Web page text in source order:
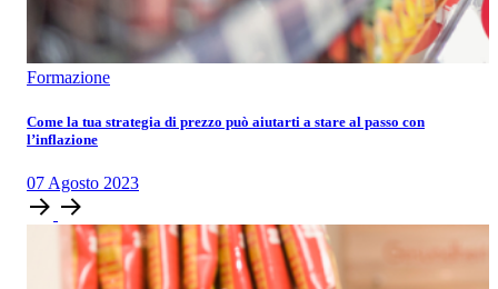
Formazione
Come la tua strategia di prezzo può aiutarti a stare al passo con
l’inflazione
07 Agosto 2023